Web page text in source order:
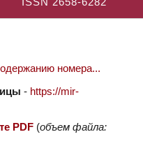
номера...
- https://mir-
PDF (объем файла: